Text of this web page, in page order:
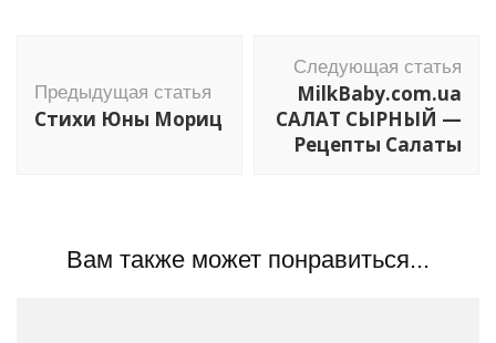
по
записям
Предыдущая статья
Стихи Юны Мориц
Следующая статья
MilkBaby.com.ua
САЛАТ СЫРНЫЙ —
Рецепты Салаты
Вам также может понравиться...